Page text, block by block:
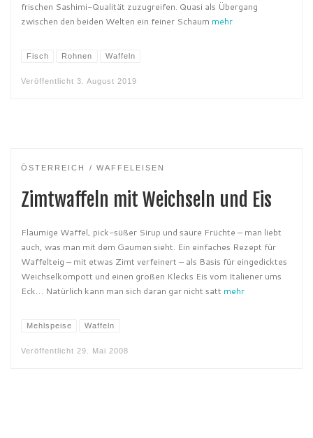
frischen Sashimi-Qualität zuzugreifen. Quasi als Übergang
zwischen den beiden Welten ein feiner Schaum mehr
Fisch Rohnen Waffeln
Veröffentlicht 3. August 2019
ÖSTERREICH WAFFELEISEN
Zimtwaffeln mit Weichseln und Eis
Flaumige Waffel, pick-süßer Sirup und saure Früchte – man liebt
auch, was man mit dem Gaumen sieht. Ein einfaches Rezept für
Waffelteig – mit etwas Zimt verfeinert – als Basis für eingedicktes
Weichselkompott und einen großen Klecks Eis vom Italiener ums
Eck… Natürlich kann man sich daran gar nicht satt mehr
Mehlspeise Waffeln
Veröffentlicht 29. Mai 2008